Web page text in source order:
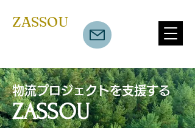
​ZASSOU
物流プロジェクトを支援する
ZASSOU